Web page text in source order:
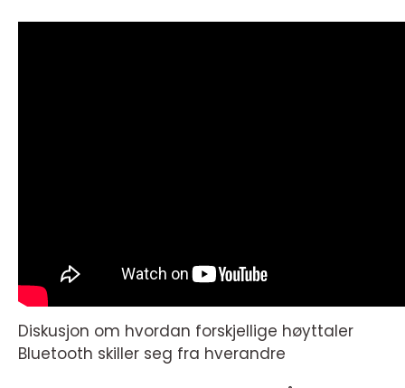
Diskusjon om hvordan forskjellige høyttaler
Bluetooth skiller seg fra hverandre